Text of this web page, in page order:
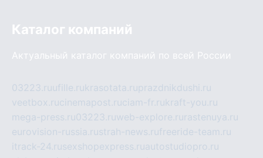
Каталог компаний
Актуальный каталог компаний по всей России
03223.ruufille.rukrasotata.ruprazdnikdushi.ru
veetbox.rucinemapost.ruciam-fr.rukraft-you.ru
mega-press.ru03223.ruweb-explore.ru rastenuya.ru
eurovision-russia.rustrah-news.rufreeride-team.ru
itrack-24.rusexshopexpress.ruautostudiopro.ru